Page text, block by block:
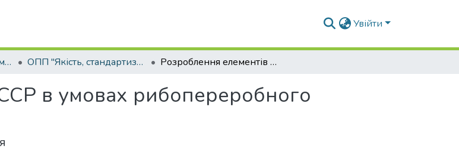
Увійти
Кваліфікаційні роботи магістрів ОПП "Якість, стандартизація та сертифікація" Розроблення елементів HACCP в умовах рибопереробного підприємства
в умовах рибопереробного